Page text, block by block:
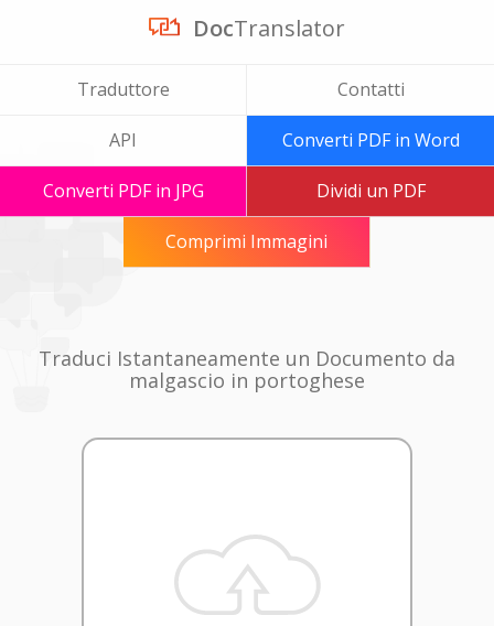
DocTranslator
Traduttore Contatti
API Converti PDF in Word
Converti PDF in JPG Dividi un PDF
Comprimi Immagini
Traduci Istantaneamente un Documento da
malgascio in portoghese